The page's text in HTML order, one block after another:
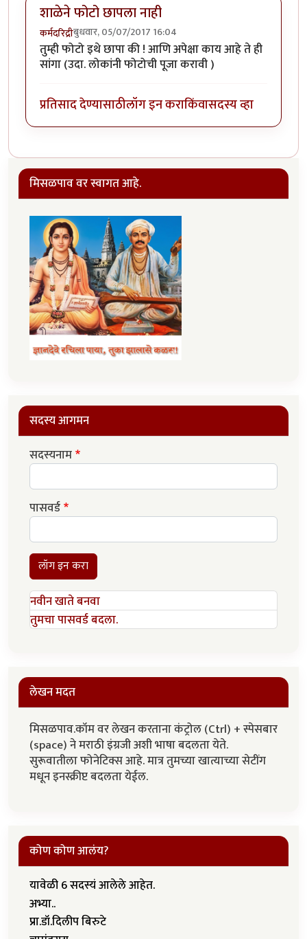
शाळेने फोटो छापला नाही
कर्मदरिद्रीबुधवार, 05/07/2017 16:04
तुम्ही फोटो इथे छापा की ! आणि अपेक्षा काय आहे ते ही
सांगा (उदा. लोकांनी फोटोची पूजा करावी )
प्रतिसाद देण्यासाठीलॉग इन कराकिंवासदस्य व्हा
मिसळपाव वर स्वागत आहे.
सदस्य आगमन
सदस्यनाम
पासवर्ड
लॉग इन करा
नवीन खाते बनवा
तुमचा पासवर्ड बदला.
लेखन मदत
मिसळपाव.कॉम वर लेखन करताना कंट्रोल (Ctrl) + स्पेसबार
(space) ने मराठी इंग्रजी अशी भाषा बदलता येते.
सुरूवातीला फोनेटिक्स आहे. मात्र तुमच्या खात्याच्या सेटींग
मधून इनस्क्रीप्ट बदलता येईल.
कोण कोण आलंय?
यावेळी 6 सदस्यं आलेले आहेत.
अभ्या..
प्रा.डॉ.दिलीप बिरुटे